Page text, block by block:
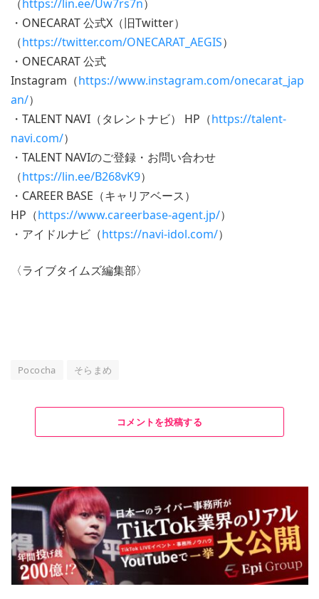
（https://lin.ee/Uw7rs7n）
・ONECARAT 公式X（旧Twitter）
（https://twitter.com/ONECARAT_AEGIS）
・ONECARAT 公式
Instagram（https://www.instagram.com/onecarat_jap
an/）
・TALENT NAVI（タレントナビ） HP（https://talent-
navi.com/）
・TALENT NAVIのご登録・お問い合わせ
（https://lin.ee/B268vK9）
・CAREER BASE（キャリアベース）
HP（https://www.careerbase-agent.jp/）
・アイドルナビ（https://navi-idol.com/）
〈ライブタイムズ編集部〉
Pococha そらまめ
コメントを投稿する